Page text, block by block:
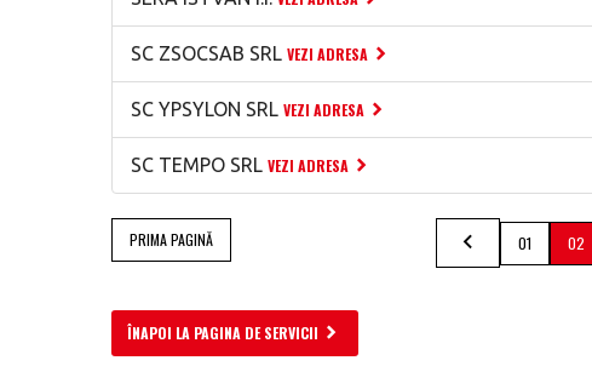
SC ZSOCSAB SRL VEZI ADRESA
SC YPSYLON SRL VEZI ADRESA
SC TEMPO SRL VEZI ADRESA
PRIMA PAGINĂ 01 02
ÎNAPOI LA PAGINA DE SERVICII